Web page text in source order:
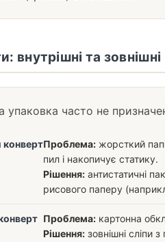
внутрішні та зовнішні
упаковка часто не
конвертПроблема: жорсткий
пил і накопичує статику.
Рішення: антистатичні
рисового паперу
Проблема: картонна
Рішення: зовнішні сліпи